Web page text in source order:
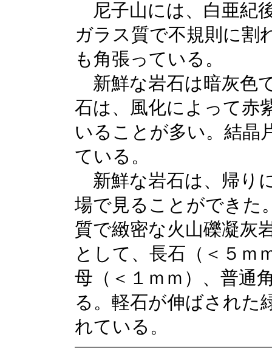
尼子山には、白亜紀
ガラス質で不規則に割
も角張っている。
新鮮な岩石は暗灰色
石は、風化によって赤
いることが多い。結晶
ている。
新鮮な岩石は、帰り
場で見ることができた
質で緻密な火山礫凝灰
として、長石（＜５ｍ
母（＜１ｍｍ）、普通
る。軽石が伸ばされた
れている。